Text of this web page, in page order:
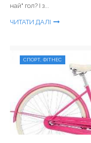
най" гол? І з...
ЧИТАТИ ДАЛІ
СПОРТ, ФІТНЕС